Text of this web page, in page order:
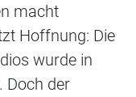
macht
Hoffnung: Die
wurde in
Doch der